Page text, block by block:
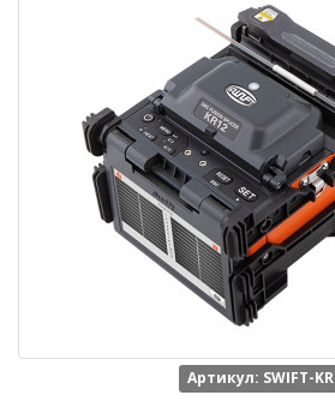
Артикул: SWIFT-